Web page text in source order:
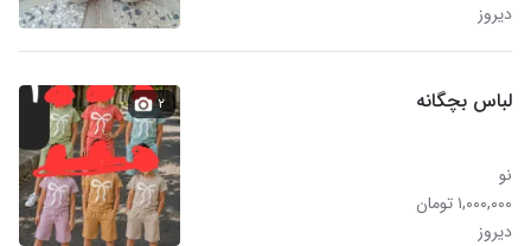
دیروز
لباس بچگانه
نو
۱,۰۰۰,۰۰۰ تومان
دیروز
۲